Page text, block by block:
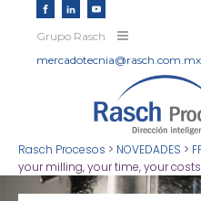
Grupo Rasch
mercadotecnia@rasch.com.mx
Rasch Procesos > NOVEDADES >
your milling, your time, your costs